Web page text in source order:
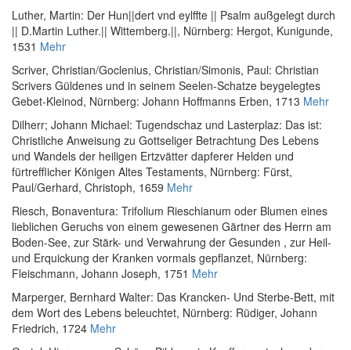
Luther, Martin: Der Hun||dert vnd eylffte || Psalm außgelegt durch
|| D.Martin Luther.|| Wittemberg.||, Nürnberg: Hergot, Kunigunde,
1531 Mehr
Scriver, Christian/Goclenius, Christian/Simonis, Paul: Christian
Scrivers Güldenes und in seinem Seelen-Schatze beygelegtes
Gebet-Kleinod, Nürnberg: Johann Hoffmanns Erben, 1713 Mehr
Dilherr; Johann Michael: Tugendschaz und Lasterplaz: Das ist:
Christliche Anweisung zu Gottseliger Betrachtung Des Lebens
und Wandels der heiligen Ertzvätter dapferer Helden und
fürtrefflicher Königen Altes Testaments, Nürnberg: Fürst,
Paul/Gerhard, Christoph, 1659 Mehr
Riesch, Bonaventura: Trifolium Rieschianum oder Blumen eines
lieblichen Geruchs von einem gewesenen Gärtner des Herrn am
Boden-See, zur Stärk- und Verwahrung der Gesunden , zur Heil-
und Erquickung der Kranken vormals gepflanzet, Nürnberg:
Fleischmann, Johann Joseph, 1751 Mehr
Marperger, Bernhard Walter: Das Krancken- Und Sterbe-Bett, mit
dem Wort des Lebens beleuchtet, Nürnberg: Rüdiger, Johann
Friedrich, 1724 Mehr